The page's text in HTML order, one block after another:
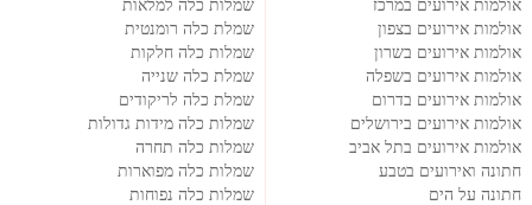
אולמות אירועים במרכז
אולמות אירועים בצפון
אולמות אירועים בשרון
אולמות אירועים בשפלה
אולמות אירועים בדרום
אולמות אירועים בירושלים
אולמות אירועים בתל אביב
חתונה ואירועים בטבע
חתונה על הים
שמלות כלה למלאות
שמלת כלה רומנטית
שמלות כלה חלקות
שמלת כלה שנייה
שמלת כלה לריקודים
שמלות כלה מידות גדולות
שמלות כלה תחרה
שמלות כלה מפוארות
שמלות כלה נפוחות